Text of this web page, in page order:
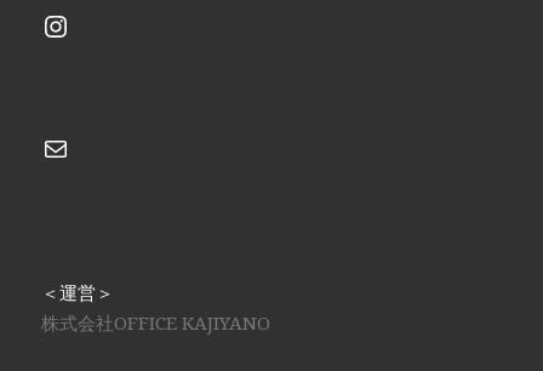
Instagram
メール
＜運営＞
株式会社OFFICE KAJIYANO